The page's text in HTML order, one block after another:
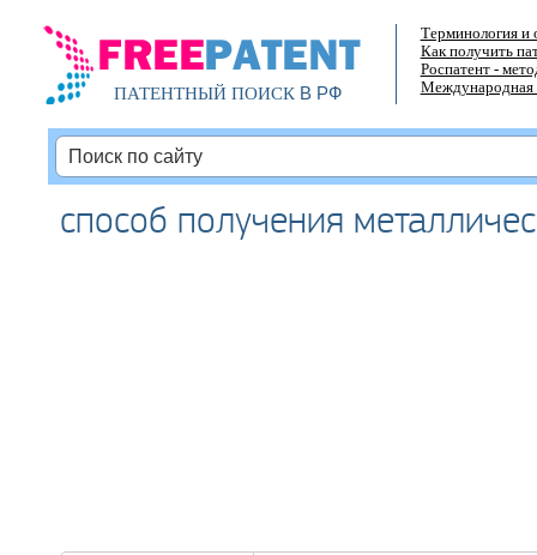
ПАТЕНТНЫЙ ПОИСКВ РФ
Терминология и
Как получить
Роспатент -
Международная
способ получения